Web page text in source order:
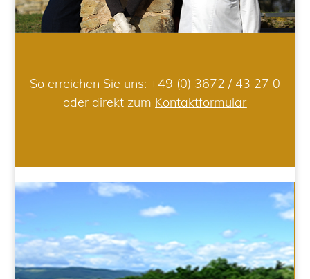
So erreichen Sie uns: +49 (0) 3672 / 43 27 0
oder direkt zum Kontaktformular